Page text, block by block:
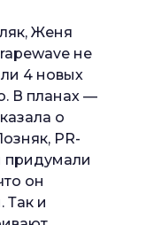
Женя
не
4 новых
В планах —
о
PR-
придумали
он
Так и